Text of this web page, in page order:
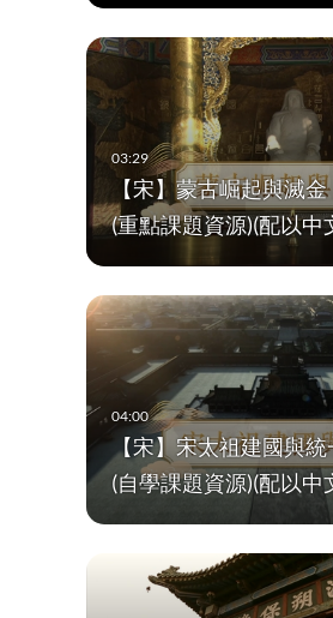
【宋】蒙古崛起與滅金
(重點課題資源)(配以中
【宋】宋太祖建國與統
(自學課題資源)(配以中